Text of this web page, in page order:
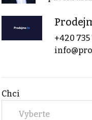
+420 735
Chci
Vyberte